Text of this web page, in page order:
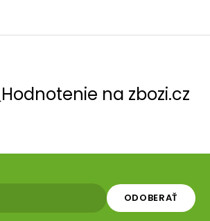
Hodnotenie na zbozi.cz
ODOBERAŤ